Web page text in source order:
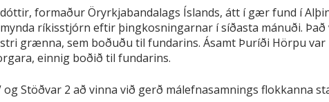
formaður Öryrkjabandalags Íslands, átt í gær fund í
ríkisstjórn eftir þingkosningarnar í síðasta mánuði.
grænna, sem boðuðu til fundarins. Ásamt Þuríði Hörpu
einnig boðið til fundarins.
og Stöðvar 2 að vinna við gerð málefnasamnings flokkanna